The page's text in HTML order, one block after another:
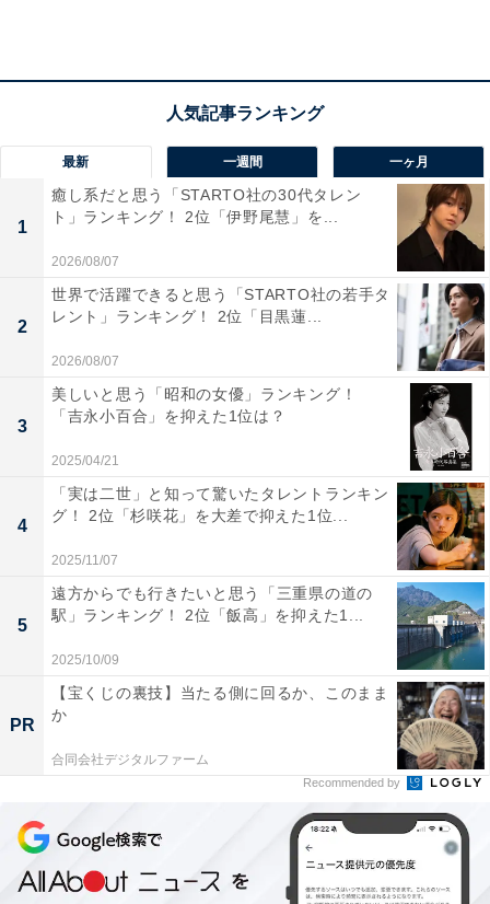
A post shared by ボイスⅡ 110緊急指令室【公式】 (@voice.ntv)
3位は、55票を集めた「増田貴久」さんです。NEWSの
メンバーとして活躍する増田さんは、グループでの活動
以外にも手越祐也さんとのユニット・テゴマスとして美
声を聞かせていました。近年では俳優業やバラエティ番
組での活躍が目立ちますが、グループでは変わらぬ歌声
「高音も綺麗だから」（千葉県、20代女性）、「まっす
ーの歌声は世界を救う」（宮城県、20代女性）、「声が
優しくてとても素敵だと思う」（東京都、40代女性）な
どの回答が寄せられました。
最新 一週間 一ヶ月
1
癒し系だと思う「STARTO社の30代タレン
ト」ランキング！ 2位「伊野尾慧」を...
2026/08/07
2
世界で活躍できると思う「STARTO社の若手タ
レント」ランキング！ 2位「目黒蓮...
2026/08/07
3
美しいと思う「昭和の女優」ランキング！
「吉永小百合」を抑えた1位は？
2025/04/21
4
「実は二世」と知って驚いたタレントランキン
グ！ 2位「杉咲花」を大差で抑えた1位...
2025/11/07
5
遠方からでも行きたいと思う「三重県の道の
駅」ランキング！ 2位「飯高」を抑えた1...
2025/10/09
PR
【宝くじの裏技】当たる側に回るか、このまま
か
合同会社デジタルファーム
Recommended by